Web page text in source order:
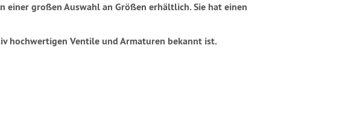
großen Auswahl an Größen erhältlich. Sie hat einen
hochwertigen Ventile und Armaturen bekannt ist.